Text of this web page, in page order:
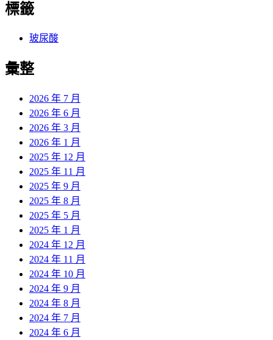
標籤
玻尿酸
彙整
2026 年 7 月
2026 年 6 月
2026 年 3 月
2026 年 1 月
2025 年 12 月
2025 年 11 月
2025 年 9 月
2025 年 8 月
2025 年 5 月
2025 年 1 月
2024 年 12 月
2024 年 11 月
2024 年 10 月
2024 年 9 月
2024 年 8 月
2024 年 7 月
2024 年 6 月